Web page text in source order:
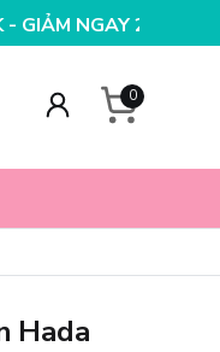
CHO ĐƠN HÀNG 99K
0
Hada